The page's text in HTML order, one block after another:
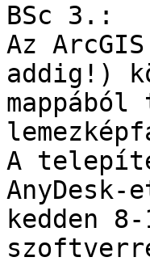
BSc 3.:
Az
addig!)
A
kedden